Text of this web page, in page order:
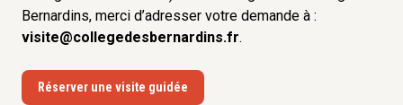
Bernardins, merci d’adresser votre demande à :
visite@collegedesbernardins.fr.
Réserver une visite guidée